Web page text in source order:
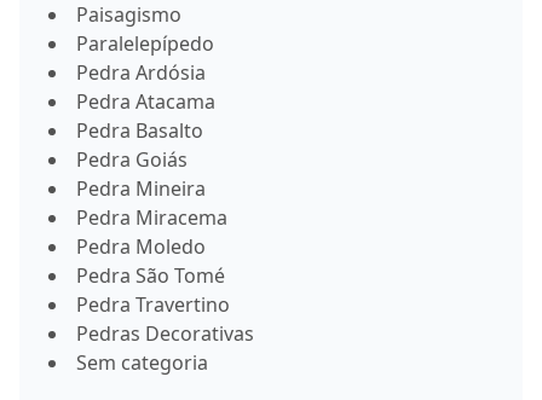
Paisagismo
Paralelepípedo
Pedra Ardósia
Pedra Atacama
Pedra Basalto
Pedra Goiás
Pedra Mineira
Pedra Miracema
Pedra Moledo
Pedra São Tomé
Pedra Travertino
Pedras Decorativas
Sem categoria